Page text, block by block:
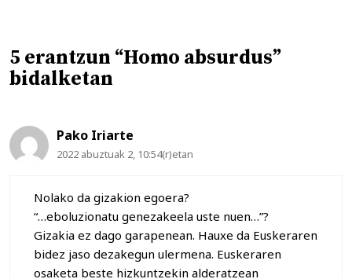
5 erantzun “Homo absurdus”
bidalketan
Pako Iriarte
2022 abuztuak 2, 10:54(r)etan
Nolako da gizakion egoera?
“…eboluzionatu genezakeela uste nuen…”?
Gizakia ez dago garapenean. Hauxe da Euskeraren
bidez jaso dezakegun ulermena. Euskeraren
osaketa beste hizkuntzekin alderatzean